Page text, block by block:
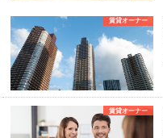
賃貸オーナー
賃貸オーナー